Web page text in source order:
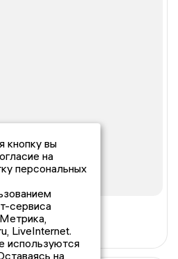
кнопку вы
на
персональных
сервиса
LiveInternet.
используются
на